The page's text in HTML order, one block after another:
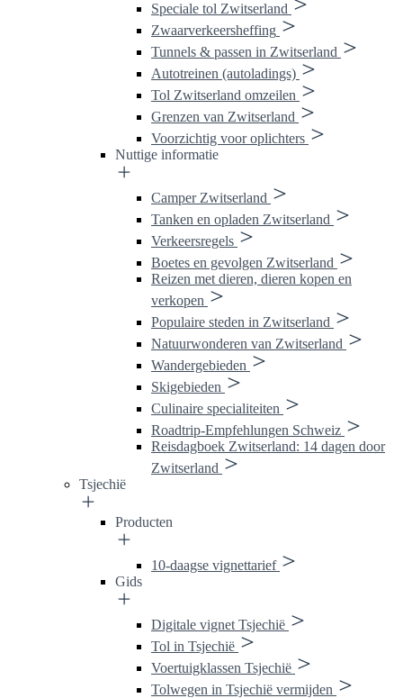
Speciale tol Zwitserland
Zwaarverkeersheffing
Tunnels & passen in Zwitserland
Autotreinen (autoladings)
Tol Zwitserland omzeilen
Grenzen van Zwitserland
Voorzichtig voor oplichters
Nuttige informatie
Camper Zwitserland
Tanken en opladen Zwitserland
Verkeersregels
Boetes en gevolgen Zwitserland
Reizen met dieren, dieren kopen en
verkopen
Populaire steden in Zwitserland
Natuurwonderen van Zwitserland
Wandergebieden
Skigebieden
Culinaire specialiteiten
Roadtrip-Empfehlungen Schweiz
Reisdagboek Zwitserland: 14 dagen door
Zwitserland
Tsjechië
Producten
10-daagse vignettarief
Gids
Digitale vignet Tsjechië
Tol in Tsjechië
Voertuigklassen Tsjechië
Tolwegen in Tsjechië vermijden